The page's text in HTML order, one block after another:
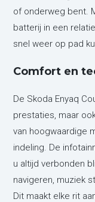
of onderweg bent.
batterij in een
snel weer op pad
Comfort en
De Skoda Enyaq
prestaties, maar
van hoogwaardige
indeling. De
u altijd verbonden
navigeren, muziek
Dit maakt elke rit